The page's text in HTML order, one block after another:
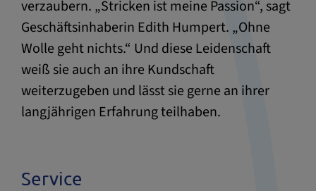
verzaubern. „Stricken ist meine Passion“, sagt
Geschäftsinhaberin Edith Humpert. „Ohne
Wolle geht nichts.“ Und diese Leidenschaft
weiß sie auch an ihre Kundschaft
weiterzugeben und lässt sie gerne an ihrer
langjährigen Erfahrung teilhaben.
Service